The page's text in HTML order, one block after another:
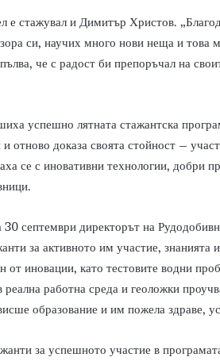
е стажувал и Димитър Христов.
си, научих много нови неща и това
че с радост би препоръчал на
успешно лятната стажантска
отново доказа своята стойност –
се с иновативни технологии, добри
септември директорът на
за активното им участие,
от иновации, като тестовите водни
реална работна среда и геоложки
образование и им пожела здраве,
за успешното участие в